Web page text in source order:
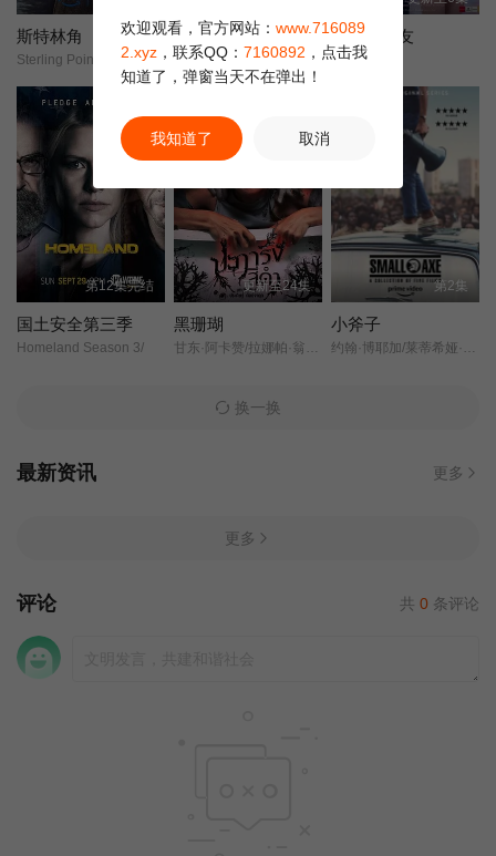
斯特林角
Sterling Point/
代号女士
梅利莎·乔治/迪恩·奥戈曼/西蒙娜·凯塞尔/
机器人女友
AI Girl/
第12集完结
国土安全第三季
Homeland Season 3/
更新至24集
黑珊瑚
第2集
小斧子
换一换
最新资讯 更多
更多
评论 共 0 条评论
欢迎观看，官方网站： www.716089
2.xyz ，联系QQ： 7160892 ，点击我
知道了，弹窗当天不在弹出！
我知道了 取消